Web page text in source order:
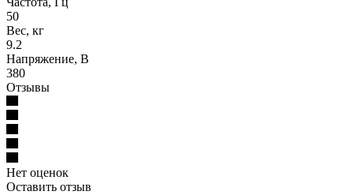
50
Вес, кг
9.2
Напряжение, В
380
Отзывы
Нет оценок
Оставить отзыв